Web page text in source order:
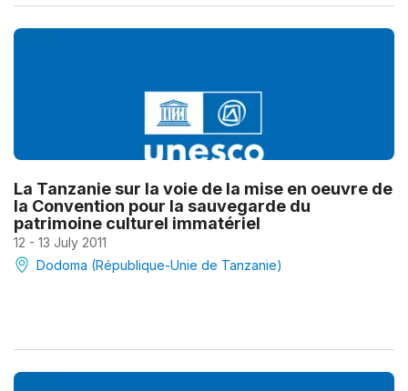
La Tanzanie sur la voie de la mise en oeuvre de
la Convention pour la sauvegarde du
patrimoine culturel immatériel
12 - 13 July 2011
Dodoma (République-Unie de Tanzanie)